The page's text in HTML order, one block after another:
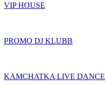
VIP HOUSE
PROMO DJ KLUBB
KAMCHATKA LIVE DANCE